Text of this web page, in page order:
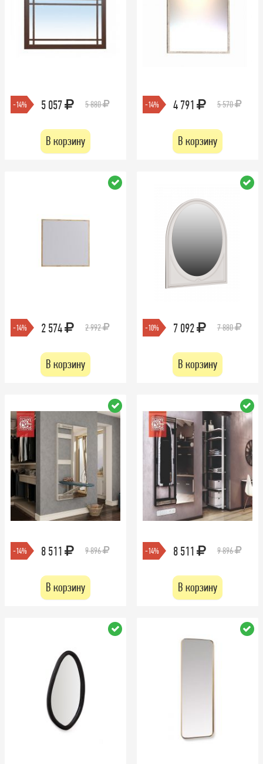
-14% 5 057 5 880
В корзину
-14% 4 791 5 570
В корзину
-14% 2 574 2 992
В корзину
-10% 7 092 7 880
В корзину
-14% 8 511 9 896
В корзину
-14% 8 511 9 896
В корзину